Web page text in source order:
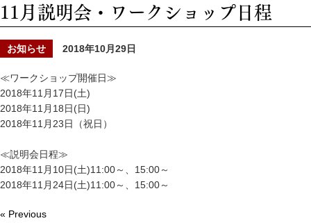
11月説明会・ワークショップ日程
お知らせ 2018年10月29日
≪ワークショップ開催日≫
2018年11月17日(土)
2018年11月18日(日)
2018年11月23日（祝日）
≪説明会日程≫
2018年11月10日(土)11:00～、15:00～
2018年11月24日(土)11:00～、15:00～
« Previous